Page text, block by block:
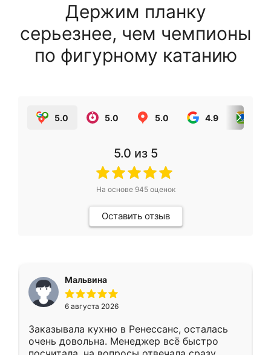
Держим планку
серьезнее, чем чемпионы
по фигурному катанию
5.0 5.0 5.0 4.9
5.0 из 5
На основе 945оценок
Оставить отзыв
Мальвина
6 августа 2026
Заказывала кухню в Ренессанс, осталась
очень довольна. Менеджер всё быстро